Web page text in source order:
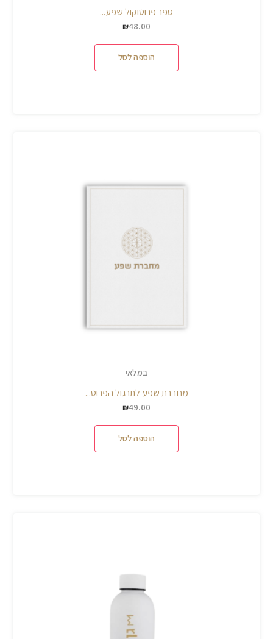
ספר פרוטוקול שפע...
₪48.00
הוספה לסל
במלאי
מחברת שפע לתרגול הפרוט...
₪49.00
הוספה לסל